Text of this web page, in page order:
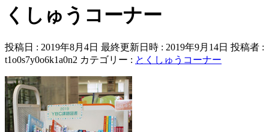
くしゅうコーナー
投稿日 : 2019年8月4日 最終更新日時 : 2019年9月14日 投稿者 :
t1o0s7y0o6k1a0n2 カテゴリー : とくしゅうコーナー